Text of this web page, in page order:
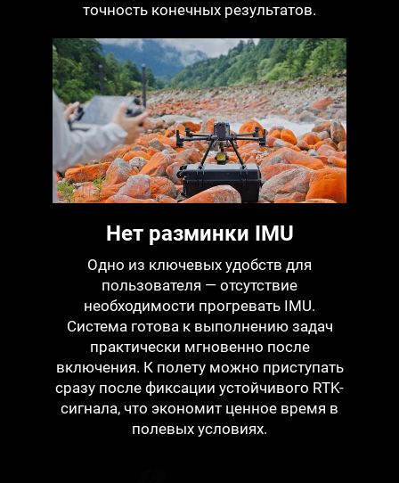
точность конечных результатов.
Нет разминки IMU
Одно из ключевых удобств для
пользователя — отсутствие
необходимости прогревать IMU.
Система готова к выполнению задач
практически мгновенно после
включения. К полету можно приступать
сразу после фиксации устойчивого RTK-
сигнала, что экономит ценное время в
полевых условиях.